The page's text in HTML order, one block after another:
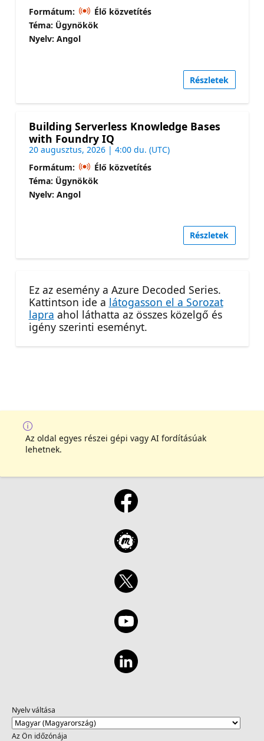
Formátum:
Élő közvetítés
Téma: Ügynökök
Nyelv: Angol
Részletek
Building Serverless Knowledge Bases
with Foundry IQ
20 augusztus, 2026 | 4:00 du. (UTC)
Formátum:
Élő közvetítés
Téma: Ügynökök
Nyelv: Angol
Részletek
Ez az esemény a Azure Decoded Series.
Kattintson ide a látogasson el a Sorozat
lapra ahol láthatta az összes közelgő és
igény szerinti eseményt.
Az oldal egyes részei gépi vagy AI fordításúak
lehetnek.
Nyelv váltása
Az Ön időzónája